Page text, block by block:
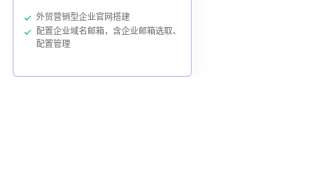
外贸营销型企业官网搭建
配置企业域名邮箱，含企业邮箱选取、
配置管理